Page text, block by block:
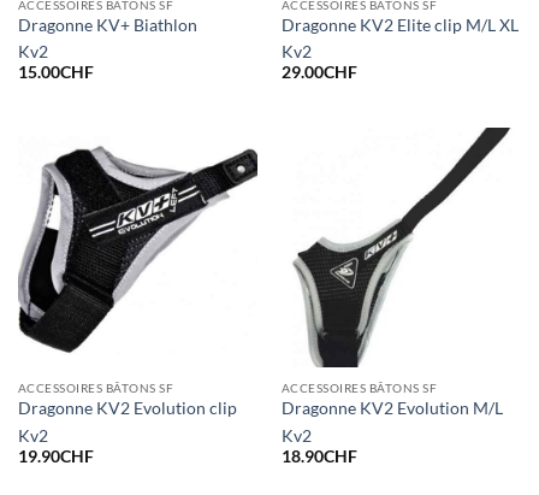
ACCESSOIRES BÂTONS SF
Dragonne KV+ Biathlon
Kv2
15.00CHF
ACCESSOIRES BÂTONS SF
Dragonne KV2 Elite clip M/L XL
Kv2
29.00CHF
ACCESSOIRES BÂTONS SF
Dragonne KV2 Evolution clip
Kv2
19.90CHF
ACCESSOIRES BÂTONS SF
Dragonne KV2 Evolution M/L
Kv2
18.90CHF